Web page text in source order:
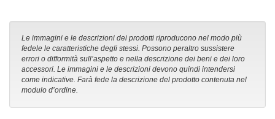
Le immagini e le descrizioni dei prodotti riproducono nel modo più
fedele le caratteristiche degli stessi. Possono peraltro sussistere
errori o difformità sull’aspetto e nella descrizione dei beni e dei loro
accessori. Le immagini e le descrizioni devono quindi intendersi
come indicative. Farà fede la descrizione del prodotto contenuta nel
modulo d’ordine.